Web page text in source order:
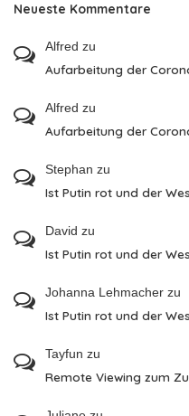
Neueste Kommentare
Alfred zu
Aufarbeitung der
Alfred zu
Aufarbeitung der
Stephan zu
Ist Putin rot und der
David zu
Ist Putin rot und der
Johanna Lehmacher zu
Ist Putin rot und der
Tayfun zu
Remote Viewing zum